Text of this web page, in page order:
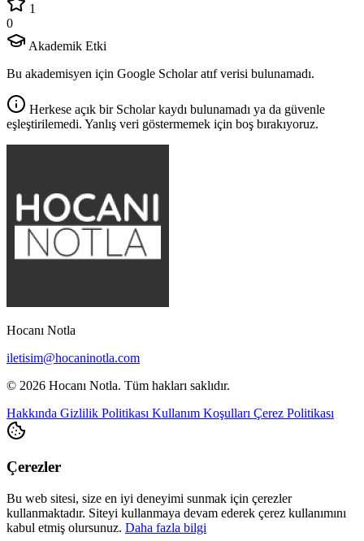
1
0
Akademik Etki
Bu akademisyen için Google Scholar atıf verisi bulunamadı.
Herkese açık bir Scholar kaydı bulunamadı ya da güvenle
eşleştirilemedi. Yanlış veri göstermemek için boş bırakıyoruz.
Hocanı Notla
iletisim@hocaninotla.com
© 2026 Hocanı Notla. Tüm hakları saklıdır.
Hakkında Gizlilik Politikası Kullanım Koşulları Çerez Politikası
Çerezler
Bu web sitesi, size en iyi deneyimi sunmak için çerezler
kullanmaktadır. Siteyi kullanmaya devam ederek çerez kullanımını
kabul etmiş olursunuz. Daha fazla bilgi